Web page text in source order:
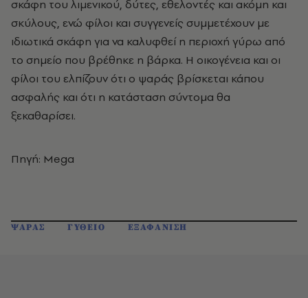
σκάφη του λιμενικού, δύτες, εθελοντές και ακόμη και
σκύλους, ενώ φίλοι και συγγενείς συμμετέχουν με
ιδιωτικά σκάφη για να καλυφθεί η περιοχή γύρω από
το σημείο που βρέθηκε η βάρκα. Η οικογένεια και οι
φίλοι του ελπίζουν ότι ο ψαράς βρίσκεται κάπου
ασφαλής και ότι η κατάσταση σύντομα θα
ξεκαθαρίσει.
Πηγή: Mega
ΨΑΡΑΣ ΓΥΘΕΙΟ ΕΞΑΦΑΝΙΣΗ